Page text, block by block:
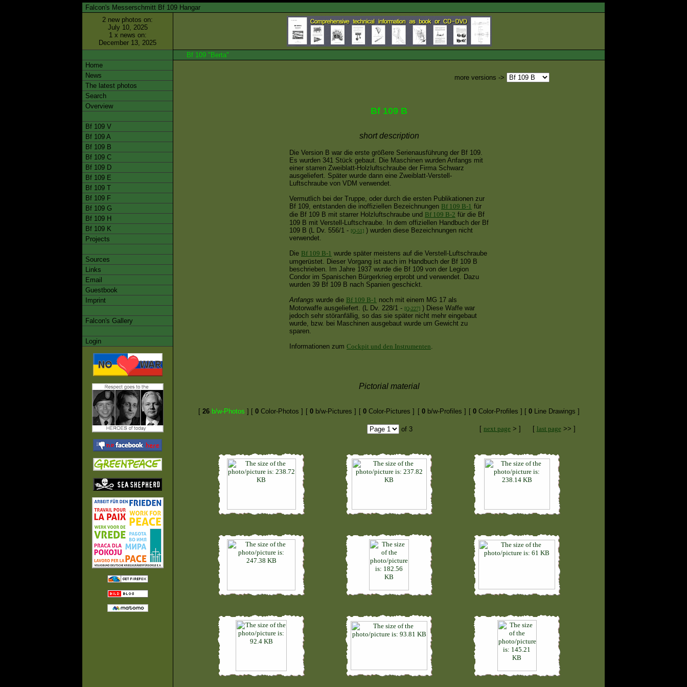
Falcon's Messerschmitt Bf 109 Hangar
2 new photos on:
July 10, 2025
1 x news on:
December 13, 2025
Home
News
The latest photos
Search
Overview
Bf 109 V
Bf 109 A
Bf 109 B
Bf 109 C
Bf 109 D
Bf 109 E
Bf 109 T
Bf 109 F
Bf 109 G
Bf 109 H
Bf 109 K
Projects
Sources
Links
Email
Guestbook
Imprint
Falcon's Gallery
Login
Bf 109 "Berta"
more versions ->
Bf 109 B
short description
Die Version B war die erste größere Serienausführung der Bf 109.
Es wurden 341 Stück gebaut. Die Maschinen wurden Anfangs mit
einer starren Zweiblatt-Holzluftschraube der Firma Schwarz
ausgeliefert. Später wurde dann eine Zweiblatt-Verstell-
Luftschraube von VDM verwendet.
Vermutlich bei der Truppe, oder durch die ersten Publikationen zur
Bf 109, entstanden die inoffiziellen Bezeichnungen Bf 109 B-1 für
die Bf 109 B mit starrer Holzluftschraube und Bf 109 B-2 für die Bf
109 B mit Verstell-Luftschraube. In dem offiziellen Handbuch der Bf
109 B (L Dv. 556/1 - [Q-51] ) wurden diese Bezeichnungen nicht
verwendet.
Die Bf 109 B-1 wurde später meistens auf die Verstell-Luftschraube
umgerüstet. Dieser Vorgang ist auch im Handbuch der Bf 109 B
beschrieben. Im Jahre 1937 wurde die Bf 109 von der Legion
Condor im Spanischen Bürgerkrieg erprobt und verwendet. Dazu
wurden 39 Bf 109 B nach Spanien geschickt.
Anfangs wurde die Bf 109 B-1 noch mit einem MG 17 als
Motorwaffe ausgeliefert. (L Dv. 228/1 - [Q-227] ) Diese Waffe war
jedoch sehr störanfällig, so das sie später nicht mehr eingebaut
wurde, bzw. bei Maschinen ausgebaut wurde um Gewicht zu
sparen.
Informationen zum Cockpit und den Instrumenten
Pictorial material
[ 26 b/w-Photos ] [ 0 Color-Photos ] [ 0 b/w-Pictures ] [ 0 Color-Pictures ] [ 0 b/w-Profiles ] [ 0 Color-Profiles ] [ 0 Line Drawings ]
of 3 [ next page > ] [ last page >> ]